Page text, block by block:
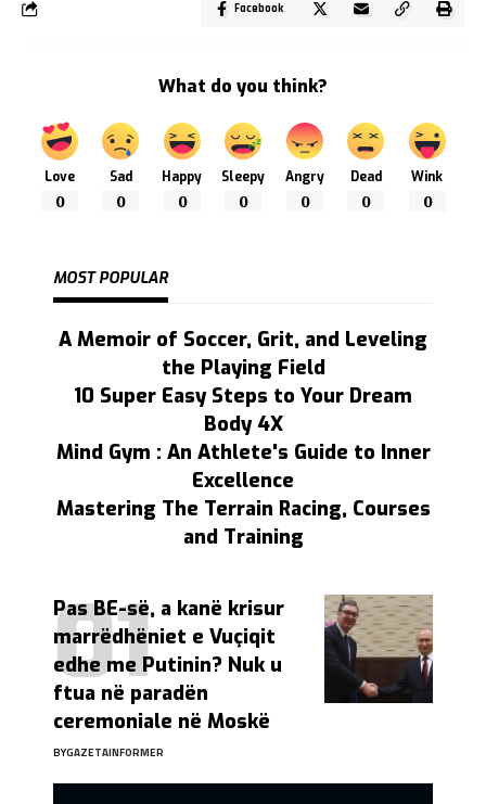
Facebook
What do you think?
Love
0
Sad
0
Happy
0
Sleepy
0
Angry
0
Dead
0
Wink
0
MOST POPULAR
A Memoir of Soccer, Grit, and Leveling
the Playing Field
10 Super Easy Steps to Your Dream
Body 4X
Mind Gym : An Athlete's Guide to Inner
Excellence
Mastering The Terrain Racing, Courses
and Training
Pas BE-së, a kanë krisur
marrëdhëniet e Vuçiqit
edhe me Putinin? Nuk u
ftua në paradën
ceremoniale në Moskë
BYGAZETAINFORMER